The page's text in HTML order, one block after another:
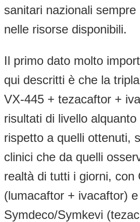
sanitari nazionali
nelle risorse disponibili.
Il primo dato molto
qui descritti è che la
VX-445 + tezacaftor +
risultati di livello
rispetto a quelli ottenuti,
clinici che da quelli
realtà di tutti i giorni, con
(lumacaftor + ivacaftor)
Symdeco/Symkevi